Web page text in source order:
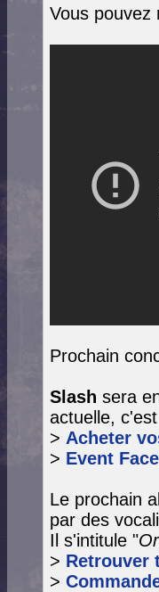
Vous pouvez
Prochain
Slash sera
actuelle,
> Acheter
> Event
Le prochain
par des
Il s'intitule "
> Retrouver
>